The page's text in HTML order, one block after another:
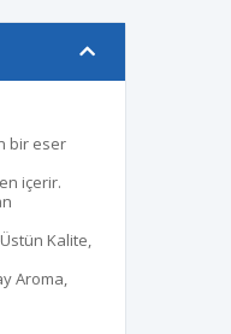
bir eser
içerir.
Kalite,
Aroma,